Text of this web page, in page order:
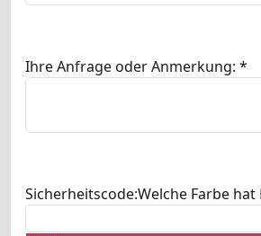
Ihre Anfrage oder Anmerkung: *
Sicherheitscode:Welche Farbe hat